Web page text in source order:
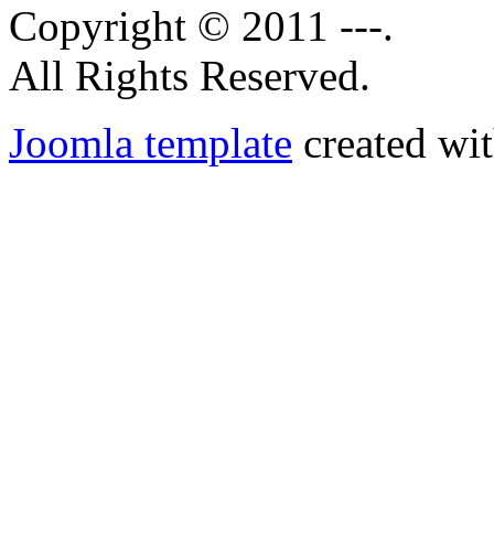
Copyright © 2011 ---.
All Rights Reserved.
Joomla template created